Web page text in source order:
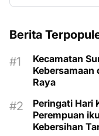
Berita
Kecamatan
Kebersamaan
Raya
Peringati Hari
Perempuan
Kebersihan